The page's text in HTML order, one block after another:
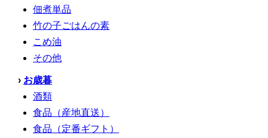
佃煮単品
竹の子ごはんの素
こめ油
その他
› お歳暮
酒類
食品（産地直送）
食品（定番ギフト）